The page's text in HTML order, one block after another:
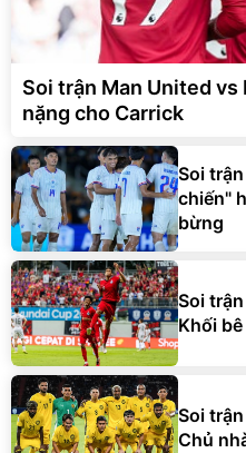
Soi trận Man United vs
nặng cho Carrick
Soi
chiến"
bừng
Soi
Khối
Soi
Chủ